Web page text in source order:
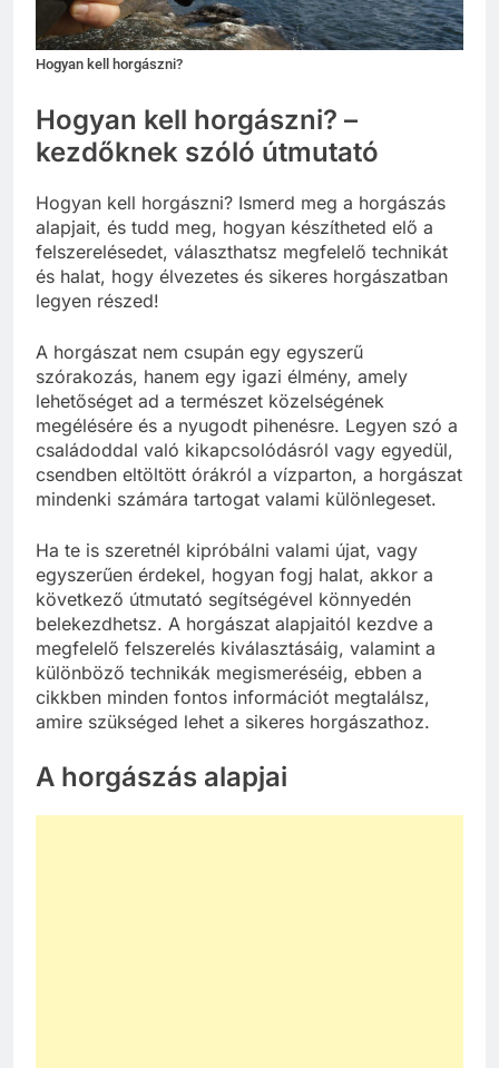
Hogyan kell horgászni?
Hogyan kell horgászni? –
kezdőknek szóló útmutató
Hogyan kell horgászni? Ismerd meg a horgászás
alapjait, és tudd meg, hogyan készítheted elő a
felszerelésedet, választhatsz megfelelő technikát
és halat, hogy élvezetes és sikeres horgászatban
legyen részed!
A horgászat nem csupán egy egyszerű
szórakozás, hanem egy igazi élmény, amely
lehetőséget ad a természet közelségének
megélésére és a nyugodt pihenésre. Legyen szó a
családoddal való kikapcsolódásról vagy egyedül,
csendben eltöltött órákról a vízparton, a horgászat
mindenki számára tartogat valami különlegeset.
Ha te is szeretnél kipróbálni valami újat, vagy
egyszerűen érdekel, hogyan fogj halat, akkor a
következő útmutató segítségével könnyedén
belekezdhetsz. A horgászat alapjaitól kezdve a
megfelelő felszerelés kiválasztásáig, valamint a
különböző technikák megismeréséig, ebben a
cikkben minden fontos információt megtalálsz,
amire szükséged lehet a sikeres horgászathoz.
A horgászás alapjai